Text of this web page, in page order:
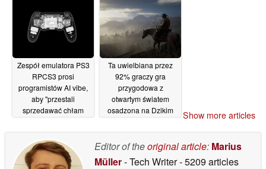
Zespół emulatora PS3
RPCS3 prosi
programistów AI vibe,
aby "przestali
sprzedawać chłam
Ta uwielbiana przez
92% graczy gra
przygodowa z
otwartym światem
osadzona na Dzikim
14/05/2026
Show more articles
Editor of theoriginal article: Marius
Müller- Tech Writer- 5209 articles